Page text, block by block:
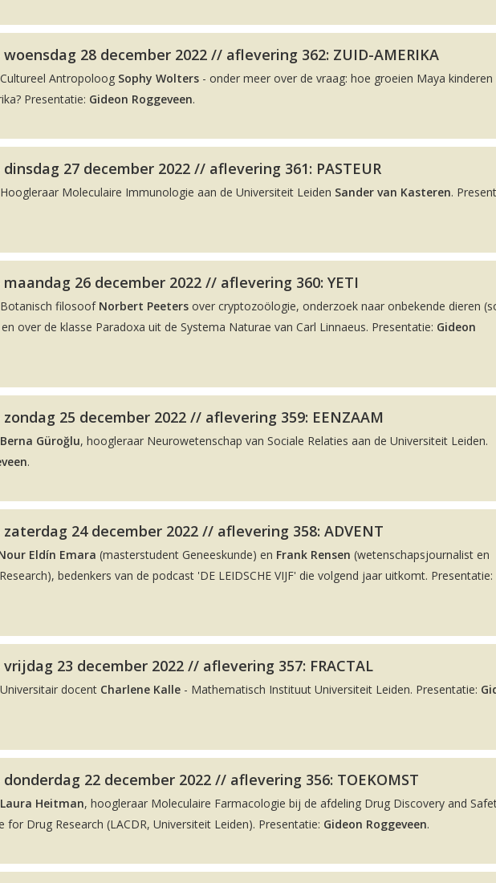
28 december 2022 // aflevering 362: ZUID-AMERIKA
Antropoloog Sophy Wolters - onder meer over de vraag: hoe groeien Maya
Presentatie: Gideon Roggeveen.
27 december 2022 // aflevering 361: PASTEUR
Moleculaire Immunologie aan de Universiteit Leiden Sander van Kasteren.
26 december 2022 // aflevering 360: YETI
filosoof Norbert Peeters over cryptozoölogie, onderzoek naar onbekende dieren
over de klasse Paradoxa uit de Systema Naturae van Carl Linnaeus. Presentatie: Gideon
25 december 2022 // aflevering 359: EENZAAM
Berna Güroğlu, hoogleraar Neurowetenschap van Sociale Relaties aan de Universiteit Leiden.
.
24 december 2022 // aflevering 358: ADVENT
Eldín Emara (masterstudent Geneeskunde) en Frank Rensen (wetenschapsjournalist en
bedenkers van de podcast 'DE LEIDSCHE VIJF' die volgend jaar uitkomt. Presentatie:
23 december 2022 // aflevering 357: FRACTAL
docent Charlene Kalle - Mathematisch Instituut Universiteit Leiden. Presentatie:
22 december 2022 // aflevering 356: TOEKOMST
Laura Heitman, hoogleraar Moleculaire Farmacologie bij de afdeling Drug Discovery and
for Drug Research (LACDR, Universiteit Leiden). Presentatie: Gideon Roggeveen.